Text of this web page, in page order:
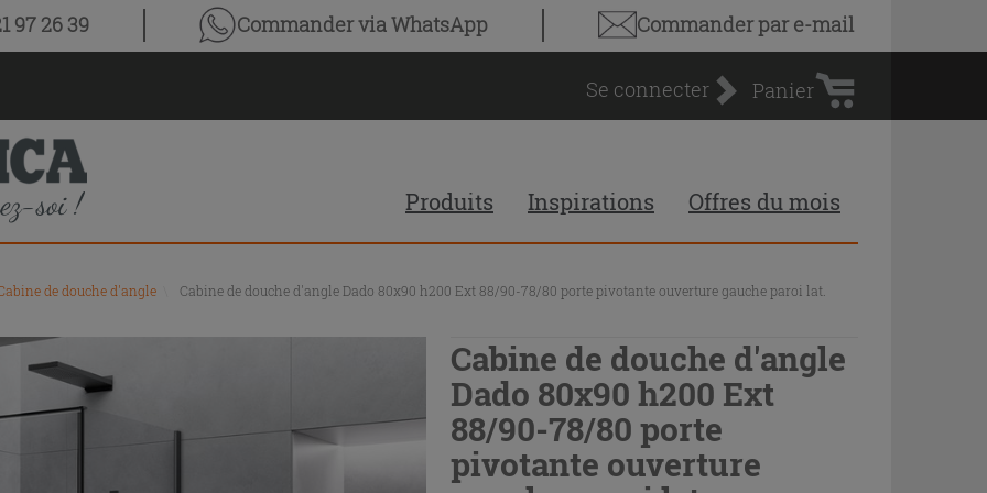
97 26 39 Commander via WhatsApp Commander par e-mail
Se connecter
d'achat
Panier
Produits Inspirations Offres du mois
de douche d'angle
Cabine de douche d'angle Dado 80x90 h200 Ext 88/90-78/80 porte pivotante ouverture gauche paroi lat.
Cabine de douche d'angle
Dado 80x90 h200 Ext
88/90-78/80 porte
pivotante ouverture